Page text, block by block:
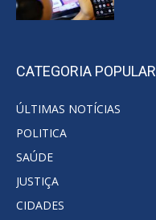
CATEGORIA POPULAR
ÚLTIMAS NOTÍCIAS
POLITICA
SAÚDE
JUSTIÇA
CIDADES